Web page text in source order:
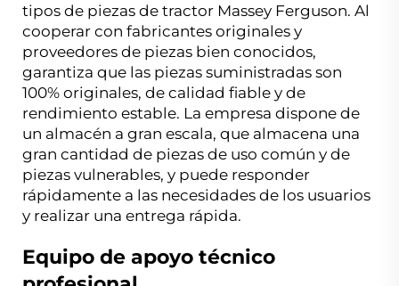
tipos de piezas de tractor Massey Ferguson. Al
cooperar con fabricantes originales y
proveedores de piezas bien conocidos,
garantiza que las piezas suministradas son
100% originales, de calidad fiable y de
rendimiento estable. La empresa dispone de
un almacén a gran escala, que almacena una
gran cantidad de piezas de uso común y de
piezas vulnerables, y puede responder
rápidamente a las necesidades de los usuarios
y realizar una entrega rápida.
Equipo de apoyo técnico